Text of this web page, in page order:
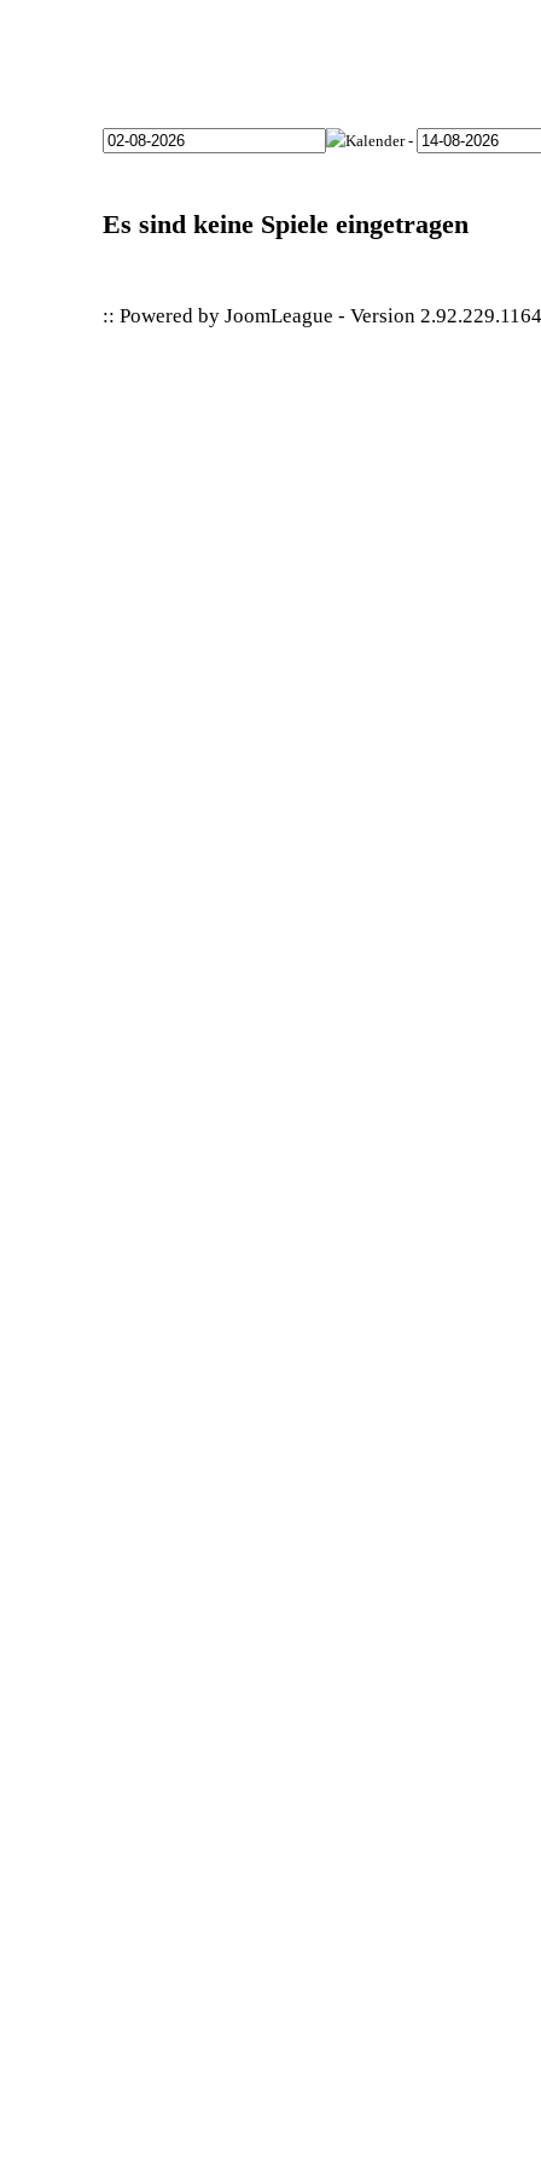
-
Es sind keine Spiele eingetragen
:: Powered byJoomLeague -Version